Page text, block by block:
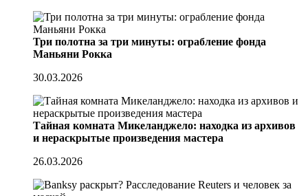
Три полотна за три минуты: ограбление фонда
Маньяни Рокка
30.03.2026
Тайная комната Микеланджело: находка из архивов
и нераскрытые произведения мастера
26.03.2026